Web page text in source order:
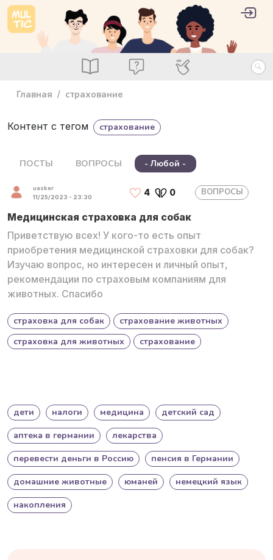
Перейти к основному содержанию
Посты ВопросыСпециалисты
User
Главная страхование
Контент с тегом страхование
ПОСТЫ ВОПРОСЫ - Любой -
uasker
11/25/2023 - 23:30 4 0 ВОПРОСЫ
Медицинская страховка для собак
Приветствую всех! У кого-то есть опыт
приобретения медицинской страховки для собак?
Изучаю вопрос, но интересен и личный опыт,
рекомендации по страховым компаниям для
животных. Спасибо
страховка для собак
страхование животных
страховка для животных
страхование
дети налоги медицина
детский сад
аптека в германии
лекарства
перевести деньги в Россию
пенсия в Германии
домашние животные
юманей
немецкий язык
накопления